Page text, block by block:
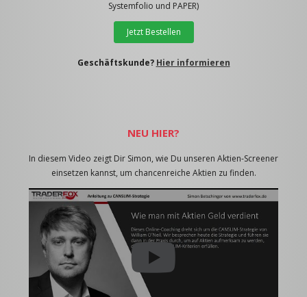
Systemfolio und PAPER)
Jetzt Bestellen
Geschäftskunde? Hier informieren
NEU HIER?
In diesem Video zeigt Dir Simon, wie Du unseren Aktien-Screener
einsetzen kannst, um chancenreiche Aktien zu finden.